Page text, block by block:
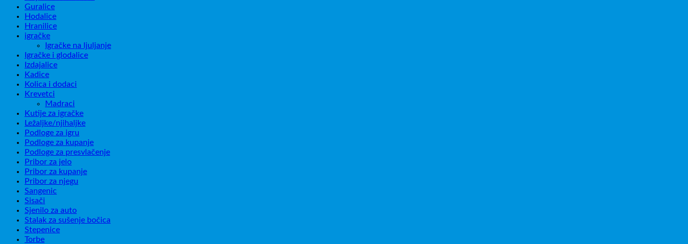
Guralice
Hodalice
Hranilice
igračke
Igračke na ljuljanje
Igračke i glodalice
Izdajalice
Kadice
Kolica i dodaci
Krevetci
Madraci
Kutije za igračke
Ležaljke/njihaljke
Podloge za igru
Podloge za kupanje
Podloge za presvlačenje
Pribor za jelo
Pribor za kupanje
Pribor za njegu
Sangenic
Sisači
Sjenilo za auto
Stalak za sušenje bočica
Stepenice
Torbe